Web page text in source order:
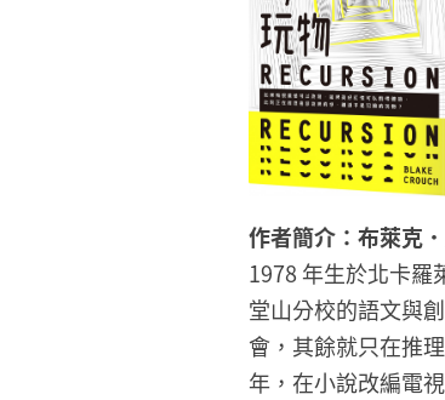
作者簡介：布萊克
1978 年生於北卡羅
堂山分校的語文與
會，其餘就只在推
年，在小說改編電